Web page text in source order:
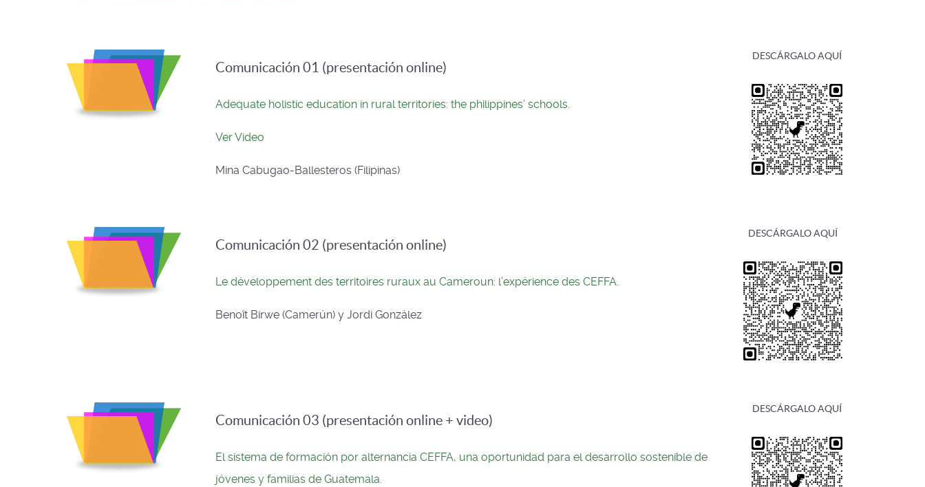
Comunicación 01 (presentación online)
Adequate holistic education in rural territories: the philippines’ schools.
Ver Video
Mina Cabugao-Ballesteros (Filipinas)
DESCÁRGALO AQUÍ
Comunicación 02 (presentación online)
Le développement des territoires ruraux au Cameroun: l’expérience des CEFFA.
Benoît Birwe (Camerún) y Jordi González
DESCÁRGALO AQUÍ
Comunicación 03 (presentación online + video)
El sistema de formación por alternancia CEFFA, una oportunidad para el desarrollo sostenible de
jóvenes y familias de Guatemala.
DESCÁRGALO AQUÍ